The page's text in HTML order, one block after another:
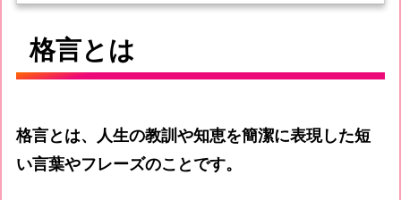
格言とは
格言とは、人生の教訓や知恵を簡潔に表現した短
い言葉やフレーズのことです。